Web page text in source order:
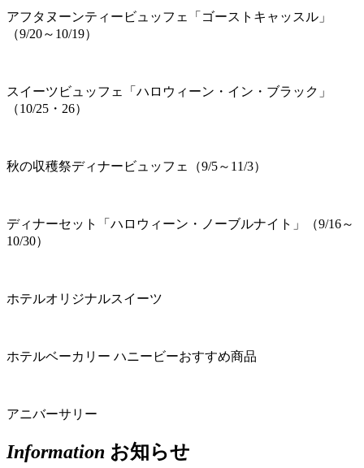
アフタヌーンティービュッフェ「ゴーストキャッスル」
（9/20～10/19）
スイーツビュッフェ「ハロウィーン・イン・ブラック」
（10/25・26）
秋の収穫祭ディナービュッフェ（9/5～11/3）
ディナーセット「ハロウィーン・ノーブルナイト」（9/16～
10/30）
ホテルオリジナルスイーツ
ホテルベーカリー ハニービーおすすめ商品
アニバーサリー
Information お知らせ